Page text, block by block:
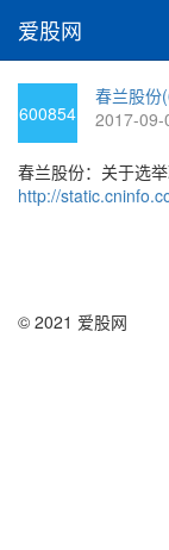
爱股网
600854
春兰股份
2017-09-
春兰股份：关于选
http://
© 2021 爱股网